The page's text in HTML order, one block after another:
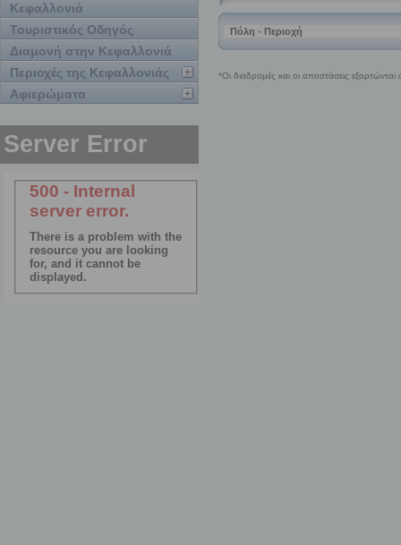
Κεφαλλονιά
Τουριστικός Οδηγός
Διαμονή στην Κεφαλλονιά
Περιοχές της Κεφαλλονιάς
Αφιερώματα